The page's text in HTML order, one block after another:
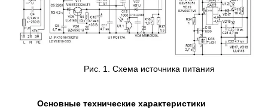
Рис. 1. Схема источника питания
Основные технические характеристики